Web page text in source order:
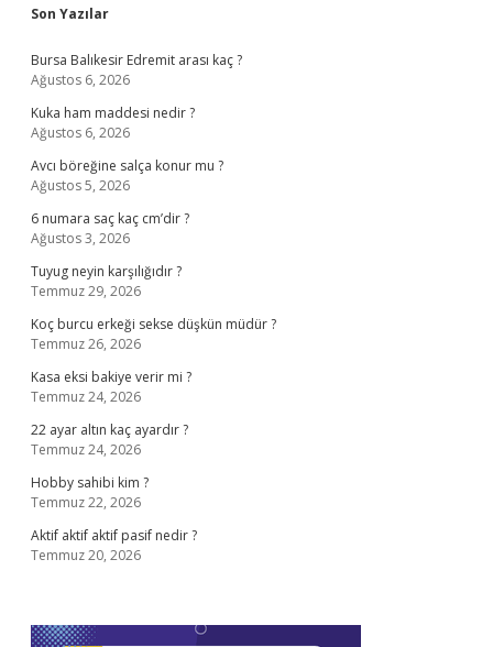
Sidebar
Son Yazılar
Bursa Balıkesir Edremit arası kaç ?
Ağustos 6, 2026
Kuka ham maddesi nedir ?
Ağustos 6, 2026
Avcı böreğine salça konur mu ?
Ağustos 5, 2026
6 numara saç kaç cm’dir ?
Ağustos 3, 2026
Tuyug neyin karşılığıdır ?
Temmuz 29, 2026
Koç burcu erkeği sekse düşkün müdür ?
Temmuz 26, 2026
Kasa eksi bakiye verir mi ?
Temmuz 24, 2026
22 ayar altın kaç ayardır ?
Temmuz 24, 2026
Hobby sahibi kim ?
Temmuz 22, 2026
Aktif aktif aktif pasif nedir ?
Temmuz 20, 2026